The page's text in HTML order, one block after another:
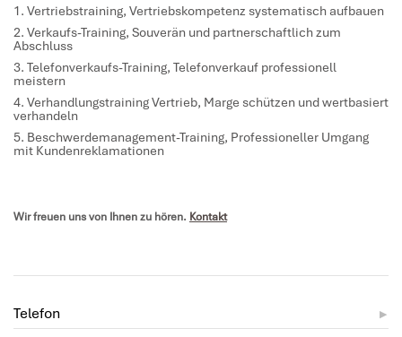
Telefon
Vertriebstraining, Vertriebskompetenz systematisch aufbauen
Verkaufs-Training, Souverän und partnerschaftlich zum
Abschluss
Telefonverkaufs-Training, Telefonverkauf professionell
meistern
Verhandlungstraining Vertrieb, Marge schützen und wertbasiert
verhandeln
Beschwerdemanagement-Training, Professioneller Umgang
mit Kundenreklamationen
Wir freuen uns von Ihnen zu hören. Kontakt